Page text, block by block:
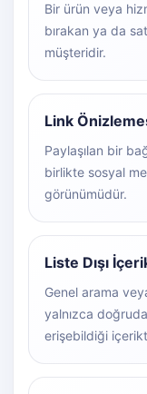
Bir ürün veya
bırakan ya da
müşteridir.
Link
Paylaşılan bir
birlikte sosyal
görünümüdür.
Liste Dışı
Genel arama
yalnızca
erişebildiği